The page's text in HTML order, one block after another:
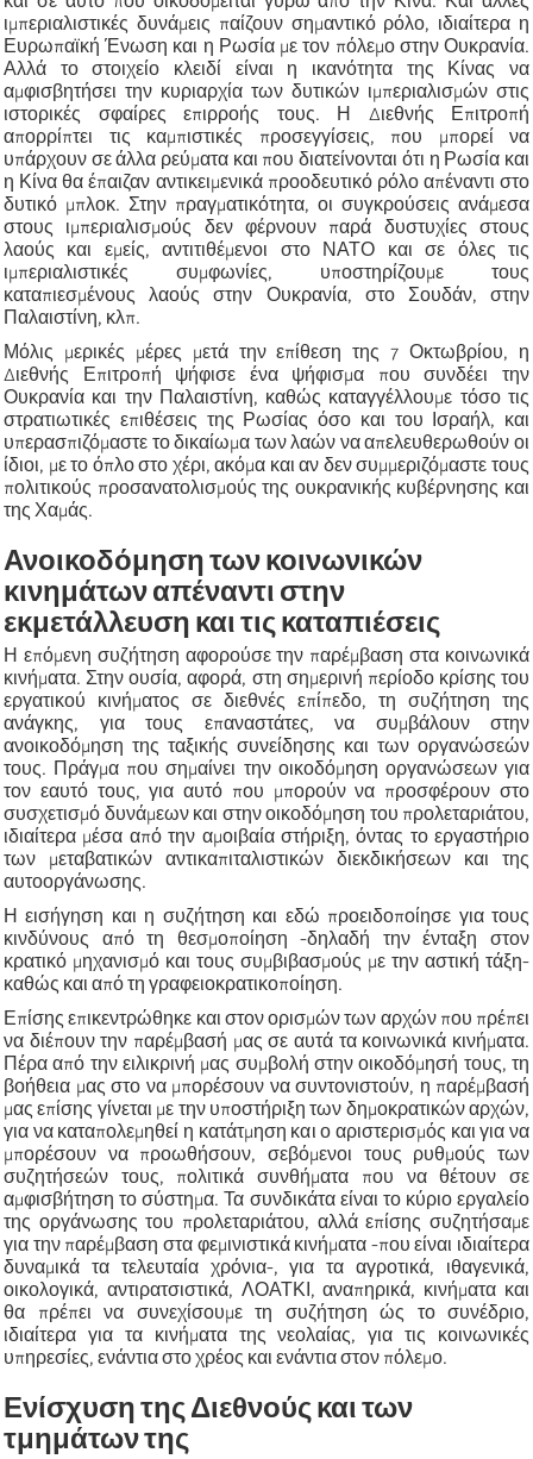
ιμπεριαλιστικές δυνάμεις παίζουν σημαντικό ρόλο, ιδιαίτερα η
Ευρωπαϊκή Ένωση και η Ρωσία με τον πόλεμο στην Ουκρανία.
Αλλά το στοιχείο κλειδί είναι η ικανότητα της Κίνας να
αμφισβητήσει την κυριαρχία των δυτικών ιμπεριαλισμών στις
ιστορικές σφαίρες επιρροής τους. Η Διεθνής Επιτροπή
απορρίπτει τις καμπιστικές προσεγγίσεις, που μπορεί να
υπάρχουν σε άλλα ρεύματα και που διατείνονται ότι η Ρωσία και
η Κίνα θα έπαιζαν αντικειμενικά προοδευτικό ρόλο απέναντι στο
δυτικό μπλοκ. Στην πραγματικότητα, οι συγκρούσεις ανάμεσα
στους ιμπεριαλισμούς δεν φέρνουν παρά δυστυχίες στους
λαούς και εμείς, αντιτιθέμενοι στο ΝΑΤΟ και σε όλες τις
ιμπεριαλιστικές συμφωνίες, υποστηρίζουμε τους
καταπιεσμένους λαούς στην Ουκρανία, στο Σουδάν, στην
Παλαιστίνη, κλπ.
Μόλις μερικές μέρες μετά την επίθεση της 7 Οκτωβρίου, η
Διεθνής Επιτροπή ψήφισε ένα ψήφισμα που συνδέει την
Ουκρανία και την Παλαιστίνη, καθώς καταγγέλλουμε τόσο τις
στρατιωτικές επιθέσεις της Ρωσίας όσο και του Ισραήλ, και
υπερασπιζόμαστε το δικαίωμα των λαών να απελευθερωθούν οι
ίδιοι, με το όπλο στο χέρι, ακόμα και αν δεν συμμεριζόμαστε τους
πολιτικούς προσανατολισμούς της ουκρανικής κυβέρνησης και
της Χαμάς.
Ανοικοδόμηση των κοινωνικών
κινημάτων απέναντι στην
εκμετάλλευση και τις καταπιέσεις
Η επόμενη συζήτηση αφορούσε την παρέμβαση στα κοινωνικά
κινήματα. Στην ουσία, αφορά, στη σημερινή περίοδο κρίσης του
εργατικού κινήματος σε διεθνές επίπεδο, τη συζήτηση της
ανάγκης, για τους επαναστάτες, να συμβάλουν στην
ανοικοδόμηση της ταξικής συνείδησης και των οργανώσεών
τους. Πράγμα που σημαίνει την οικοδόμηση οργανώσεων για
τον εαυτό τους, για αυτό που μπορούν να προσφέρουν στο
συσχετισμό δυνάμεων και στην οικοδόμηση του προλεταριάτου,
ιδιαίτερα μέσα από την αμοιβαία στήριξη, όντας το εργαστήριο
των μεταβατικών αντικαπιταλιστικών διεκδικήσεων και της
αυτοοργάνωσης.
Η εισήγηση και η συζήτηση και εδώ προειδοποίησε για τους
κινδύνους από τη θεσμοποίηση -δηλαδή την ένταξη στον
κρατικό μηχανισμό και τους συμβιβασμούς με την αστική τάξη-
καθώς και από τη γραφειοκρατικοποίηση.
Επίσης επικεντρώθηκε και στον ορισμών των αρχών που πρέπει
να διέπουν την παρέμβασή μας σε αυτά τα κοινωνικά κινήματα.
Πέρα από την ειλικρινή μας συμβολή στην οικοδόμησή τους, τη
βοήθεια μας στο να μπορέσουν να συντονιστούν, η παρέμβασή
μας επίσης γίνεται με την υποστήριξη των δημοκρατικών αρχών,
για να καταπολεμηθεί η κατάτμηση και ο αριστερισμός και για να
μπορέσουν να προωθήσουν, σεβόμενοι τους ρυθμούς των
συζητήσεών τους, πολιτικά συνθήματα που να θέτουν σε
αμφισβήτηση το σύστημα. Τα συνδικάτα είναι το κύριο εργαλείο
της οργάνωσης του προλεταριάτου, αλλά επίσης συζητήσαμε
για την παρέμβαση στα φεμινιστικά κινήματα -που είναι ιδιαίτερα
δυναμικά τα τελευταία χρόνια-, για τα αγροτικά, ιθαγενικά,
οικολογικά, αντιρατσιστικά, ΛΟΑΤΚΙ, αναπηρικά, κινήματα και
θα πρέπει να συνεχίσουμε τη συζήτηση ώς το συνέδριο,
ιδιαίτερα για τα κινήματα της νεολαίας, για τις κοινωνικές
υπηρεσίες, ενάντια στο χρέος και ενάντια στον πόλεμο.
Ενίσχυση της Διεθνούς και των
τμημάτων της